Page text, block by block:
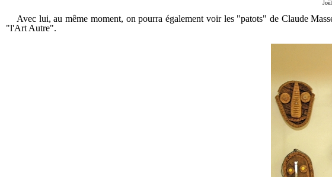
Avec lui, au même moment, on pourra également voir les "patots" de Claude
"l'Art Autre".